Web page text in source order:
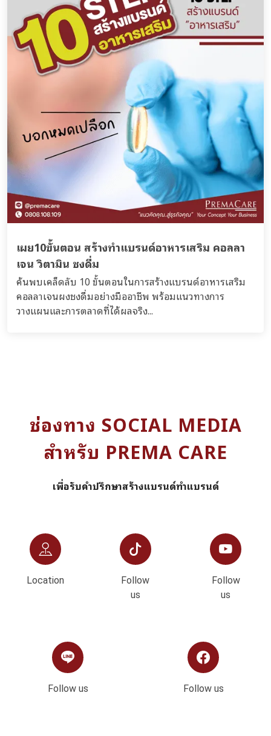
เผย10ขั้นตอน สร้างทำแบรนด์อาหารเสริม คอลลา
เจน วิตามิน ชงดื่ม
ค้นพบเคล็ดลับ 10 ขั้นตอนในการสร้างแบรนด์อาหารเสริม
คอลลาเจนผงชงดื่มอย่างมืออาชีพ พร้อมแนวทางการ
วางแผนและการตลาดที่ได้ผลจริง...
ช่องทาง SOCIAL MEDIA
สำหรับ PREMA CARE
เพื่อรับคำปรึกษาสร้างแบรนด์ทำแบรนด์
Location
Follow
us
Follow
us
Follow us Follow us